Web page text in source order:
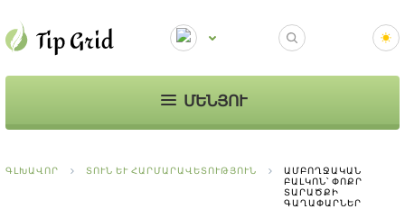
ՄԵՆՅՈՒ
ԳԼԽԱՎՈՐ ՏՈՒՆ ԵՒ ՀԱՐՄԱՐԱՎԵՏՈՒԹՅՈՒՆ
ԱՄԲՈՂՋԱԿԱՆ
ԲԱԼԿՈՆ՝ ՓՈՔՐ
ՏԱՐԱԾՔԻ
ԳԱՂԱՓԱՐՆԵՐ